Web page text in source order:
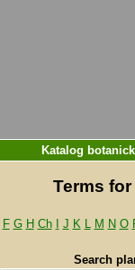
Katalog
Terms
F G H Ch J K L M N O
Search